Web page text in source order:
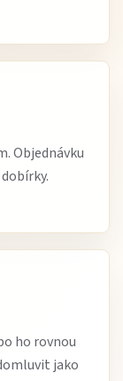
Objednávku
ho rovnou
jako